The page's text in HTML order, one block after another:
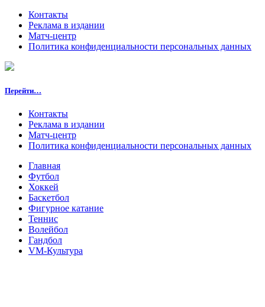
Контакты
Реклама в издании
Матч-центр
Политика конфиденциальности персональных данных
Перейти…
Контакты
Реклама в издании
Матч-центр
Политика конфиденциальности персональных данных
Главная
Футбол
Хоккей
Баскетбол
Фигурное катание
Теннис
Волейбол
Гандбол
VM-Культура